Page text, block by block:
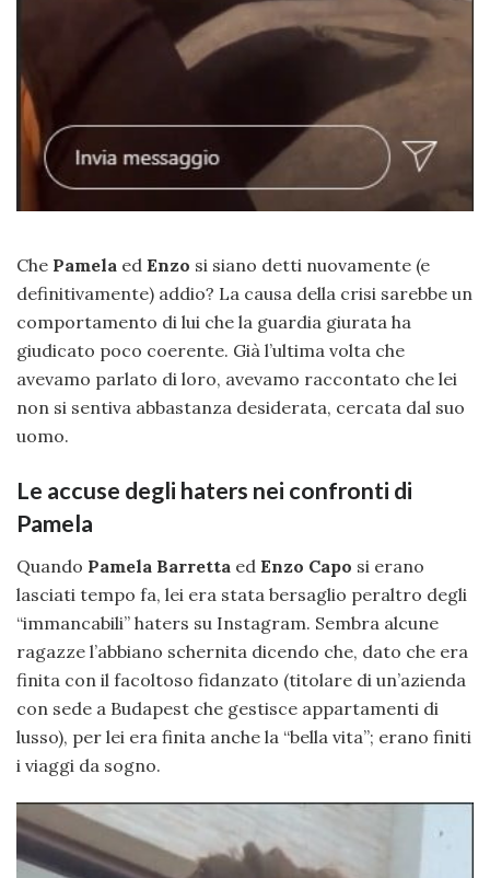
Che Pamela ed Enzo si siano detti nuovamente (e
definitivamente) addio? La causa della crisi sarebbe un
comportamento di lui che la guardia giurata ha
giudicato poco coerente. Già l’ultima volta che
avevamo parlato di loro, avevamo raccontato che lei
non si sentiva abbastanza desiderata, cercata dal suo
uomo.
Le accuse degli haters nei confronti di
Pamela
Quando Pamela Barretta ed Enzo Capo si erano
lasciati tempo fa, lei era stata bersaglio peraltro degli
“immancabili” haters su Instagram. Sembra alcune
ragazze l’abbiano schernita dicendo che, dato che era
finita con il facoltoso fidanzato (titolare di un’azienda
con sede a Budapest che gestisce appartamenti di
lusso), per lei era finita anche la “bella vita”; erano finiti
i viaggi da sogno.